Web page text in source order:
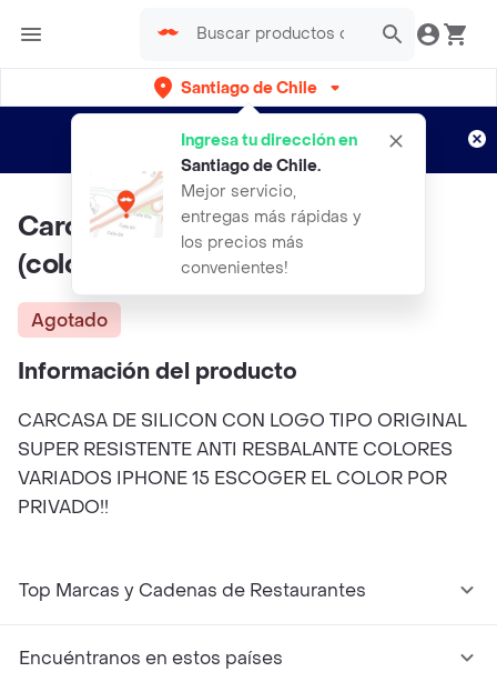
Santiago de Chile
Ingresa tu dirección en
Santiago de Chile.
Mejor servicio,
entregas más rápidas y
los precios más
convenientes!
envíos gratis por semanas
Aplican TyC
Carcasa Iphone 15 Tipo Orginal
(colores Variados)
Agotado
Información del producto
CARCASA DE SILICON CON LOGO TIPO ORIGINAL
SUPER RESISTENTE ANTI RESBALANTE COLORES
VARIADOS IPHONE 15 ESCOGER EL COLOR POR
PRIVADO!!
Top Marcas y Cadenas de Restaurantes
Encuéntranos en estos países